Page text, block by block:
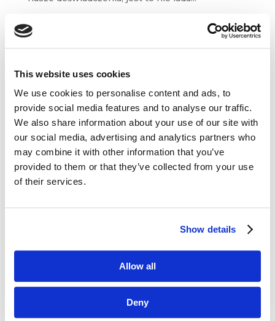
This website uses cookies
We use cookies to personalise content and ads, to
provide social media features and to analyse our traffic.
We also share information about your use of our site with
our social media, advertising and analytics partners who
may combine it with other information that you’ve
provided to them or that they’ve collected from your use
of their services.
Show details
Allow all
Deny
Dane kontaktowe

questus
ul. Organizacji WiN 83/7
91-811 Łódź
 601 098 038